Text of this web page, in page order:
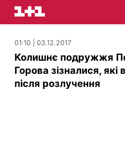
01:10 | 03.12.2017
Колишнє подружжя
Горова зізналися, які
після розлучення